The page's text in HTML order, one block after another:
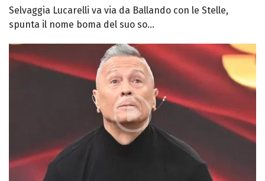
Selvaggia Lucarelli va via da Ballando con le Stelle,
spunta il nome boma del suo so...